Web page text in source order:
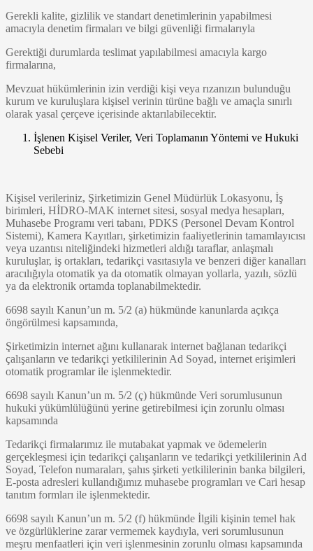
Gerekli kalite, gizlilik ve standart denetimlerinin yapabilmesi
amacıyla denetim firmaları ve bilgi güvenliği firmalarıyla
Gerektiği durumlarda teslimat yapılabilmesi amacıyla kargo
firmalarına,
Mevzuat hükümlerinin izin verdiği kişi veya rızanızın bulunduğu
kurum ve kuruluşlara kişisel verinin türüne bağlı ve amaçla sınırlı
olarak yasal çerçeve içerisinde aktarılabilecektir.
İşlenen Kişisel Veriler, Veri Toplamanın Yöntemi ve Hukuki
Sebebi
Kişisel verileriniz, Şirketimizin Genel Müdürlük Lokasyonu, İş
birimleri, HİDRO-MAK internet sitesi, sosyal medya hesapları,
Muhasebe Programı veri tabanı, PDKS (Personel Devam Kontrol
Sistemi), Kamera Kayıtları, şirketimizin faaliyetlerinin tamamlayıcısı
veya uzantısı niteliğindeki hizmetleri aldığı taraflar, anlaşmalı
kuruluşlar, iş ortakları, tedarikçi vasıtasıyla ve benzeri diğer kanalları
aracılığıyla otomatik ya da otomatik olmayan yollarla, yazılı, sözlü
ya da elektronik ortamda toplanabilmektedir.
6698 sayılı Kanun’un m. 5/2 (a) hükmünde kanunlarda açıkça
öngörülmesi kapsamında,
Şirketimizin internet ağını kullanarak internet bağlanan tedarikçi
çalışanların ve tedarikçi yetkililerinin Ad Soyad, internet erişimleri
otomatik programlar ile işlenmektedir.
6698 sayılı Kanun’un m. 5/2 (ç) hükmünde Veri sorumlusunun
hukuki yükümlülüğünü yerine getirebilmesi için zorunlu olması
kapsamında
Tedarikçi firmalarımız ile mutabakat yapmak ve ödemelerin
gerçekleşmesi için tedarikçi çalışanların ve tedarikçi yetkililerinin Ad
Soyad, Telefon numaraları, şahıs şirketi yetkililerinin banka bilgileri,
E-posta adresleri kullandığımız muhasebe programları ve Cari hesap
tanıtım formları ile işlenmektedir.
6698 sayılı Kanun’un m. 5/2 (f) hükmünde İlgili kişinin temel hak
ve özgürlüklerine zarar vermemek kaydıyla, veri sorumlusunun
meşru menfaatleri için veri işlenmesinin zorunlu olması kapsamında